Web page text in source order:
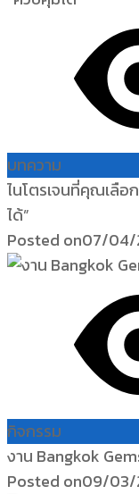
บทความ
ไนโตรเจนที่คุณเลือ
ได้”
Posted on07/04/
กิจกรรม
งาน Bangkok
Posted on09/03/